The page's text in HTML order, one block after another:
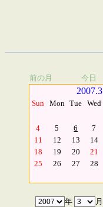
前の月 今日
2007.3
Sun Mon Tue Wed
4
5 6 7
11
12 13 14
18
19 20 21
25
26 27 28
年 月